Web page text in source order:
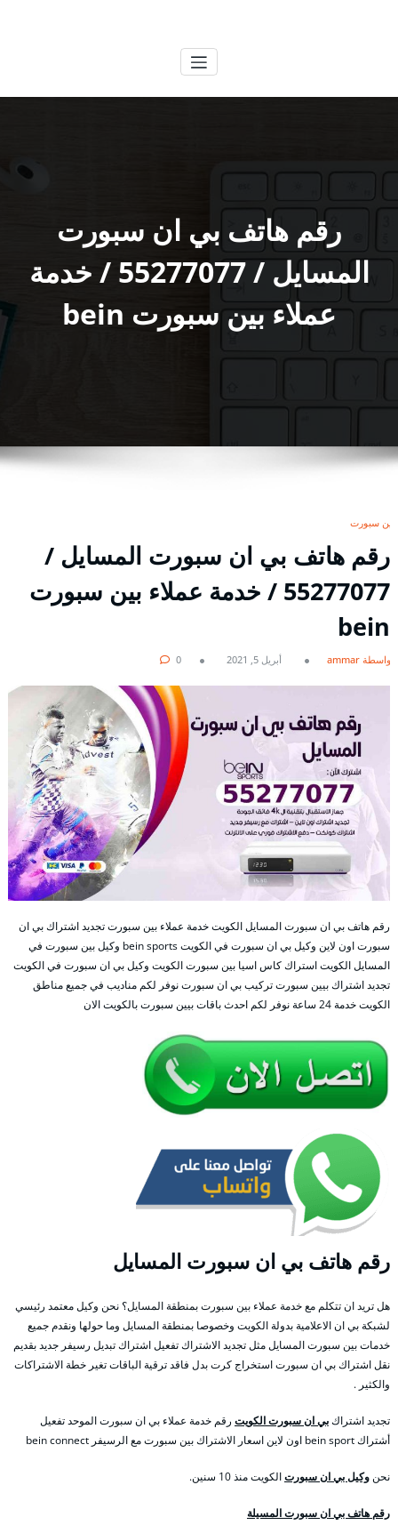
رقم هاتف بي ان سبورت
المسايل / 55277077 / خدمة
عملاء بين سبورت bein
بين سبورت
رقم هاتف بي ان سبورت المسايل /
55277077 / خدمة عملاء بين سبورت
bein
بواسطة ammar أبريل 5, 2021 0
رقم هاتف بي ان سبورت المسايل الكويت خدمة عملاء بين سبورت تجديد اشتراك بي ان
سبورت اون لاين وكيل بي ان سبورت في الكويت bein sports وكيل بين سبورت في
المسايل الكويت استراك كاس اسيا بين سبورت الكويت وكيل بي ان سبورت في الكويت
تجديد اشتراك بيين سبورت تركيب بي ان سبورت نوفر لكم مناديب في جميع مناطق
الكويت خدمة 24 ساعة نوفر لكم احدث باقات بيين سبورت بالكويت الان
رقم هاتف بي ان سبورت المسايل
هل تريد ان تتكلم مع خدمة عملاء بين سبورت بمنطقة المسايل؟ نحن وكيل معتمد رئيسي
لشبكة بي ان الاعلامية بدولة الكويت وخصوصا بمنطقة المسايل وما حولها ونقدم جميع
خدمات بين سبورت المسايل مثل تجديد الاشتراك تفعيل اشتراك تبديل رسيفر جديد بقديم
نقل اشتراك بي ان سبورت استخراج كرت بدل فاقد ترقية الباقات تغير خطة الاشتراكات
والكثير .
تجديد اشتراكبي ان سبورت الكويت رقم خدمة عملاء بي ان سبورت الموحد تفعيل
أشتراك bein sport اون لاين اسعار الاشتراك بين سبورت مع الرسيفر bein connect
نحنوكيل بي ان سبورتالكويت منذ 10 سنين.
رقم هاتف بي ان سبورت المسيلة